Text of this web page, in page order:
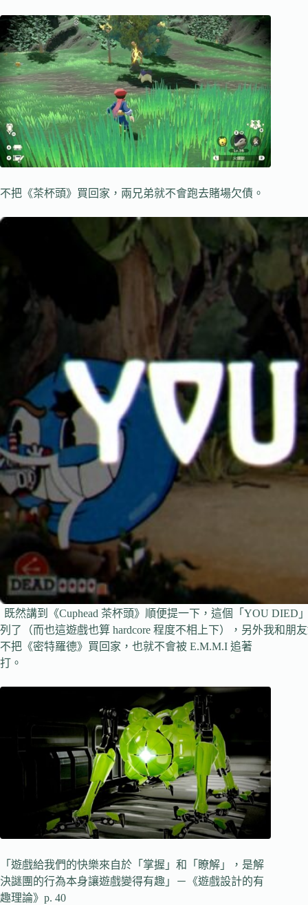
不把《茶杯頭》買回家，兩兄弟就不會跑去賭場欠債。
既然講到《Cuphead 茶杯頭》順便提一下，這個「YOU
列了（而也這遊戲也算 hardcore 程度不相上下），另外我和朋
不把《密特羅德》買回家，也就不會被 E.M.M.I 追著
打。
「遊戲給我們的快樂來自於「掌握」和「瞭解」，是解
決謎團的行為本身讓遊戲變得有趣」－《遊戲設計的有
趣理論》p. 40